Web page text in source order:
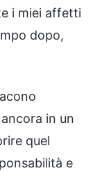
i miei affetti
dopo,
in un
quel
e